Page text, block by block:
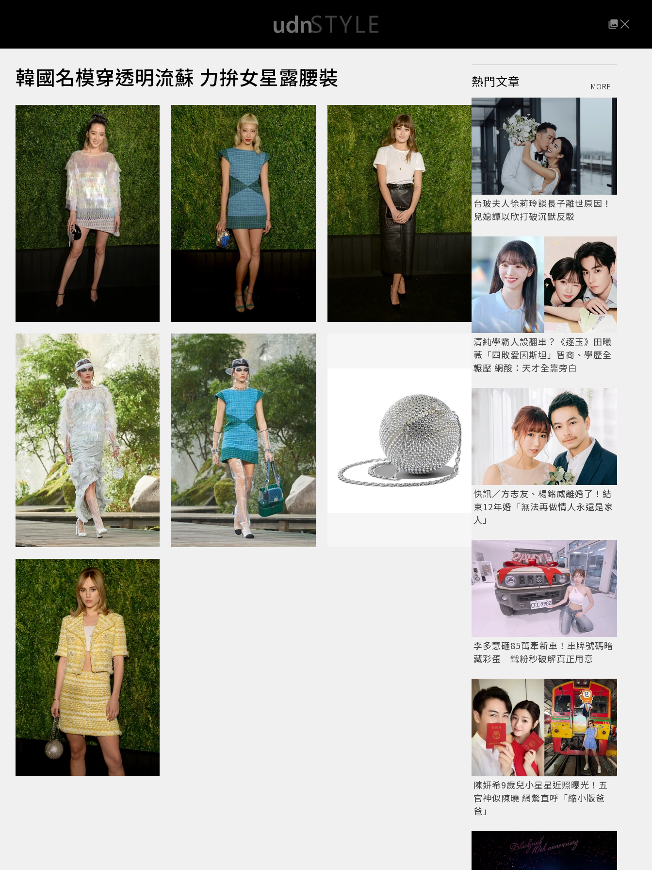
韓國名模穿透明流蘇 力拚女星露腰裝 熱門文章 MORE
台玻夫人徐莉玲談長子離世原因！
兒媳譚以欣打破沉默反駁
清純學霸人設翻車？《逐玉》田曦
薇「四敗愛因斯坦」智商、學歷全
輾壓 網酸：天才全靠旁白
快訊／方志友、楊銘威離婚了！結
束12年婚「無法再做情人永遠是家
人」
李多慧砸85萬牽新車！車牌號碼暗
藏彩蛋 鐵粉秒破解真正用意
陳妍希9歲兒小星星近照曝光！五
官神似陳曉 網驚直呼「縮小版爸
爸」